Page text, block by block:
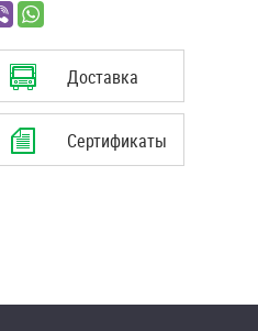
Доставка
Сертификаты